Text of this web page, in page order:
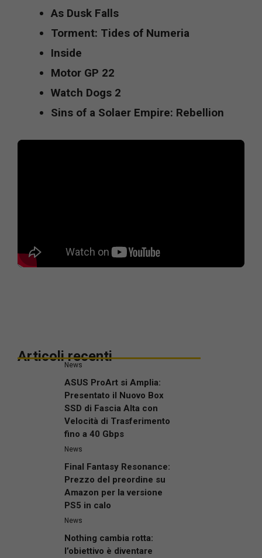
As Dusk Falls
Torment: Tides of Numeria
Inside
Motor GP 22
Watch Dogs 2
Sins of a Solaer Empire: Rebellion
Articoli recenti
News
ASUS ProArt si Amplia:
Presentato il Nuovo Box
SSD di Fascia Alta con
Velocità di Trasferimento
fino a 40 Gbps
News
Final Fantasy Resonance:
Prezzo del preordine su
Amazon per la versione
PS5 in calo
News
Nothing cambia rotta:
l’obiettivo è diventare